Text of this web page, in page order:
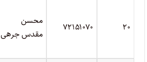
۲۰ ۷۲۱۵۱۰۷۰
محسن
مقدس جرهی